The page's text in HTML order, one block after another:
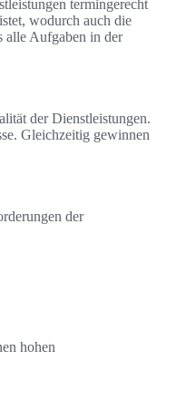
termingerecht
wodurch auch die
alle Aufgaben in der
der Dienstleistungen.
Gleichzeitig gewinnen
der
hohen